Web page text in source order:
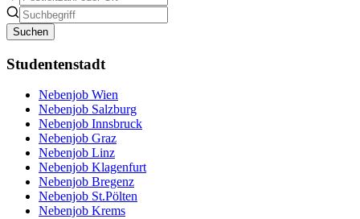
Suchen
Studentenstadt
Nebenjob Wien
Nebenjob Salzburg
Nebenjob Innsbruck
Nebenjob Graz
Nebenjob Linz
Nebenjob Klagenfurt
Nebenjob Bregenz
Nebenjob St.Pölten
Nebenjob Krems